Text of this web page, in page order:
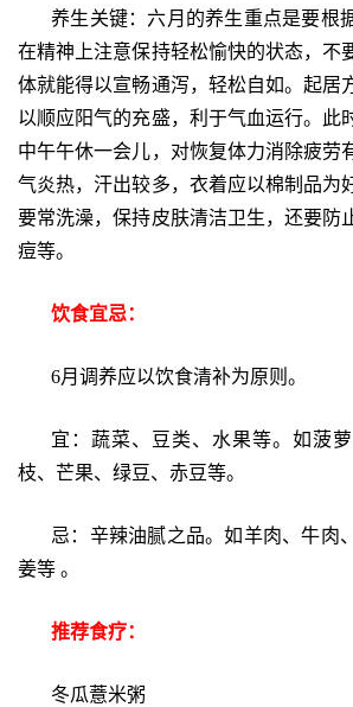
养生关键：六月的养生重点是要根
在精神上注意保持轻松愉快的状态，不
体就能得以宣畅通泻，轻松自如。起居
以顺应阳气的充盛，利于气血运行。此
中午午休一会儿，对恢复体力消除疲劳
气炎热，汗出较多，衣着应以棉制品为
要常洗澡，保持皮肤清洁卫生，还要防
痘等。
饮食宜忌：
6月调养应以饮食清补为原则。
宜：蔬菜、豆类、水果等。如菠
枝、芒果、绿豆、赤豆等。
忌：辛辣油腻之品。如羊肉、牛肉
姜等 。
推荐食疗：
冬瓜薏米粥